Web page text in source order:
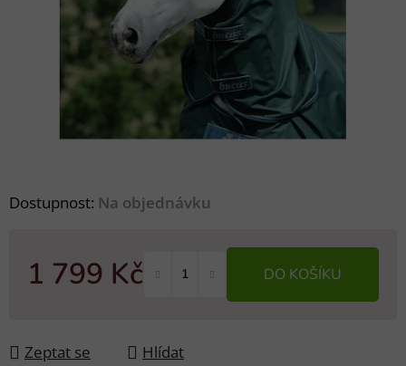
Dostupnost: Na objednávku
1 799 Kč DO KOŠÍKU
Zeptat se Hlídat